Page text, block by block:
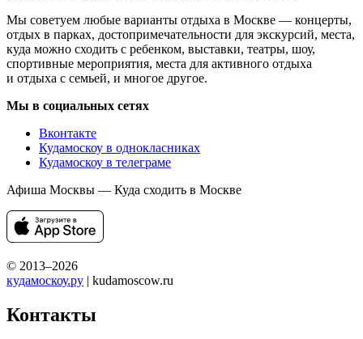
Мы советуем любые варианты отдыха в Москве — концерты,
отдых в парках, достопримечательности для экскурсий, места,
куда можно сходить с ребенком, выставки, театры, шоу,
спортивные мероприятия, места для активного отдыха
и отдыха с семьей, и многое другое.
Мы в социальных сетях
Вконтакте
Кудамоскоу в однокласниках
Кудамоскоу в телеграме
Афиша Москвы — Куда сходить в Москве
© 2013–2026
кудамоскоу.ру | kudamoscow.ru
Контакты